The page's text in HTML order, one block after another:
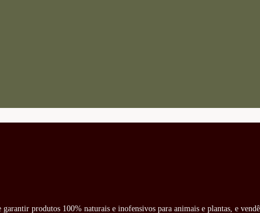
produtos 100% naturais e inofensivos para animais e plantas, e